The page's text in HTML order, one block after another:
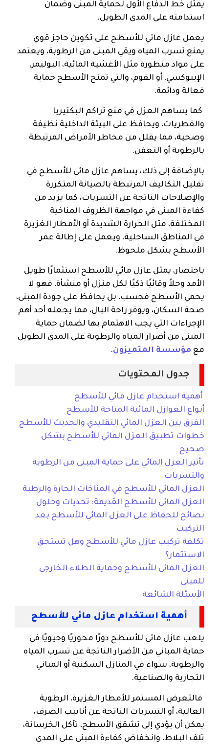
يمثل خط الدفاع الأول لحماية المبنى وضمان
استدامته على المدى الطويل.
يعمل عازل مائي للأسطح على تكوين حاجز قوي
يمنع تسرب المياه ويقي المبنى من الرطوبة، ويعتمد
على مواد متطورة مثل الأغشية المائية، البوليمر،
الإيبوكسي، أو الفوم، والتي تمنح الأسطح حماية
فعالة ودائمة.
كما يساهم العزل في منع تراكم البكتيريا
والفطريات، ويحافظ على البيئة الداخلية نظيفة
وصحية، مما يقلل من مخاطر الأمراض المرتبطة
بالرطوبة أو التعفن.
بالإضافة إلى ذلك، يساهم عازل مائي للأسطح في
تقليل التكاليف المرتبطة بالصيانة المتكررة
والإصلاحات الناتجة عن التسربات، كما يزيد من
كفاءة المبنى في مواجهة الظروف المناخية
المختلفة، مثل الحرارة الشديدة أو الأمطار الغزيرة
في المناطق الساحلية، ويعمل على إطالة عمر
الأسطح بشكل ملحوظ.
باختصار، يمثل عازل مائي للأسطح استثمارًا طويل
الأمد وحلاً وقائيًا ذكيًا لكل منزل أو منشأة، فهو لا
يحمي الأسطح فحسب، بل يحافظ على جودة المبنى،
صحة السكان، ويوفر راحة البال، مما يجعله أحد أهم
الإجراءات التي يجب الاهتمام بها لضمان حماية
المبنى من أضرار المياه والرطوبة على المدى الطويل
مع مؤسسة المتميزون.
جدول المحتويات
أهمية استخدام عازل مائي للأسطح
أنواع العوازل المائية المتاحة للأسطح
الفرق بين العزل المائي التقليدي والحديث للأسطح
خطوات تطبيق العزل المائي للأسطح بشكل
صحيح
تأثير العزل المائي على حماية المبنى من الرطوبة
والتسربات
العزل المائي للأسطح في المناخات الحارة والرطبة
العزل المائي للأسطح القديمة: تحديات وحلول
نصائح للحفاظ على العزل المائي للأسطح بعد
التركيب
تكلفة تركيب عازل مائي للأسطح وهل تستحق
الاستثمار؟
العزل المائي للأسطح وحماية الطلاء الخارجي
للمبنى
الأسئلة الشائعة
أهمية استخدام عازل مائي للأسطح
يلعب عازل مائي للأسطح دورًا محوريًا وحيويًا في
حماية المباني من الأضرار الناتجة عن تسرب المياه
والرطوبة، سواء في المنازل السكنية أو المباني
التجارية والصناعية.
فالتعرض المستمر للأمطار الغزيرة، الرطوبة
العالية، أو التسربات الناتجة عن أنابيب الصرف،
يمكن أن يؤدي إلى تشقق الأسطح، تآكل الخرسانة،
تلف البلاط، وانخفاض كفاءة المبنى على المدى